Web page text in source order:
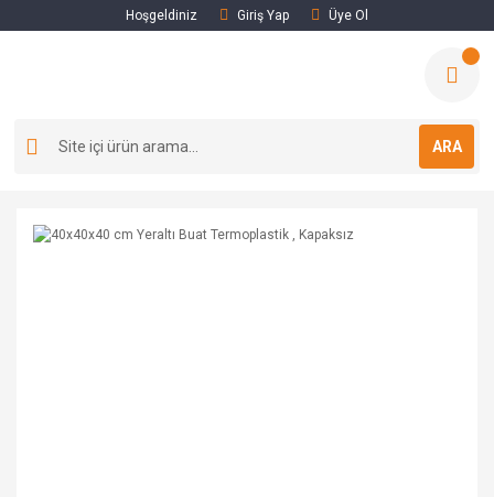
Hoşgeldiniz Giriş Yap Üye Ol
ARA